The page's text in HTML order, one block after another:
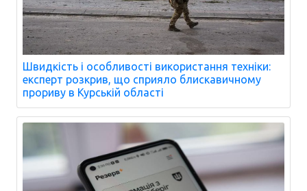
Швидкість і особливості використання техніки:
експерт розкрив, що сприяло блискавичному
прориву в Курській області